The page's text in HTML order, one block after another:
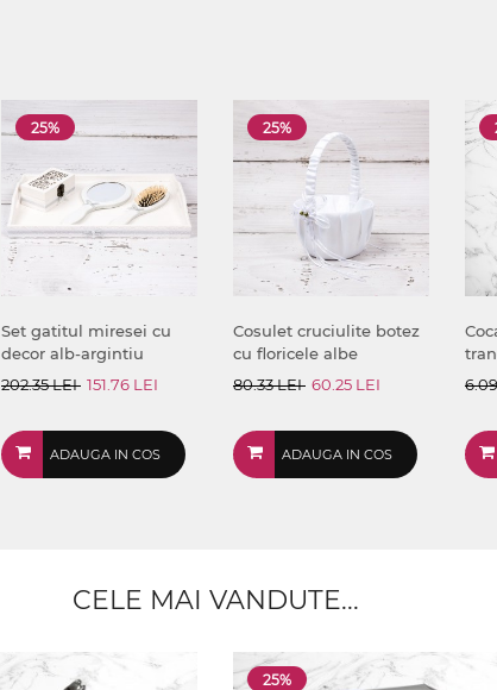
25%
Set gatitul miresei cu
decor alb-argintiu
202.35 LEI 151.76 LEI
ADAUGA IN COS
25%
Cosulet cruciulite botez
cu floricele albe
80.33 LEI 60.25 LEI
ADAUGA IN COS
CELE MAI VANDUTE...
25%